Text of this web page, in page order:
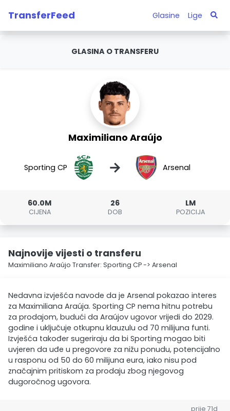
TransferFeed Glasine Lige
GLASINA O TRANSFERU
Maximiliano Araújo
Sporting CP → Arsenal
60.0M
CIJENA
26
DOB
LM
POZICIJA
Najnovije vijesti o transferu
Maximiliano Araújo Transfer: Sporting CP -> Arsenal
Nedavna izvješća navode da je Arsenal pokazao interes
za Maximiliana Araúja. Sporting CP nema hitnu potrebu
za prodajom, budući da Araújov ugovor vrijedi do 2029.
godine i uključuje otkupnu klauzulu od 70 milijuna funti.
Izvješća također sugeriraju da bi Sporting mogao biti
uvjeren da uđe u pregovore za nižu ponudu, potencijalno
u rasponu od 50 do 60 milijuna eura, iako nisu pod
značajnim pritiskom za prodaju zbog njegovog
dugoročnog ugovora.
prije 71d